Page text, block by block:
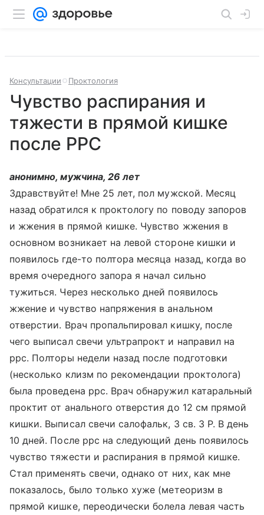
Консультации Проктология
Чувство распирания и
тяжести в прямой кишке
после РРС
анонимно, мужчина, 26 лет
Здравствуйте! Мне 25 лет, пол мужской. Месяц
назад обратился к проктологу по поводу запоров
и жжения в прямой кишке. Чувство жжения в
основном возникает на левой стороне кишки и
появилось где-то полтора месяца назад, когда во
время очередного запора я начал сильно
тужиться. Через несколько дней появилось
жжение и чувство напряжения в анальном
отверстии. Врач пропальпировал кишку, после
чего выписал свечи ультрапрокт и направил на
ррс. Полторы недели назад после подготовки
(несколько клизм по рекомендации проктолога)
была проведена ррс. Врач обнаружил катаральный
проктит от анального отверстия до 12 см прямой
кишки. Выписал свечи салофальк, 3 св. 3 Р. В день
10 дней. После ррс на следующий день появилось
чувство тяжести и распирания в прямой кишке.
Стал применять свечи, однако от них, как мне
показалось, было только хуже (метеоризм в
прямой кишке, переодически болела левая часть